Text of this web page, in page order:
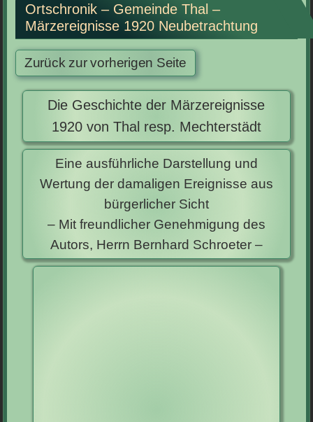
Ortschronik – Gemeinde Thal –
Märzereignisse 1920 Neubetrachtung
Die Geschichte der Märzereignisse
1920 von Thal resp. Mechterstädt
Eine ausführliche Darstellung und
Wertung der damaligen Ereignisse aus
bürgerlicher Sicht
– Mit freundlicher Genehmigung des
Autors, Herrn Bernhard Schroeter –